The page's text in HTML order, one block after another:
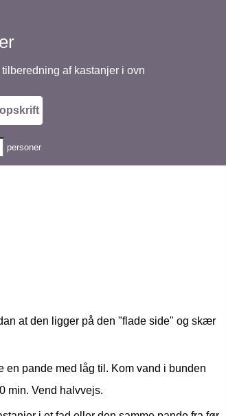
af kastanjer i ovn
personer
at den ligger på den "flade side" og skær
en pande med låg til. Kom vand i bunden
min. Vend halvvejs.